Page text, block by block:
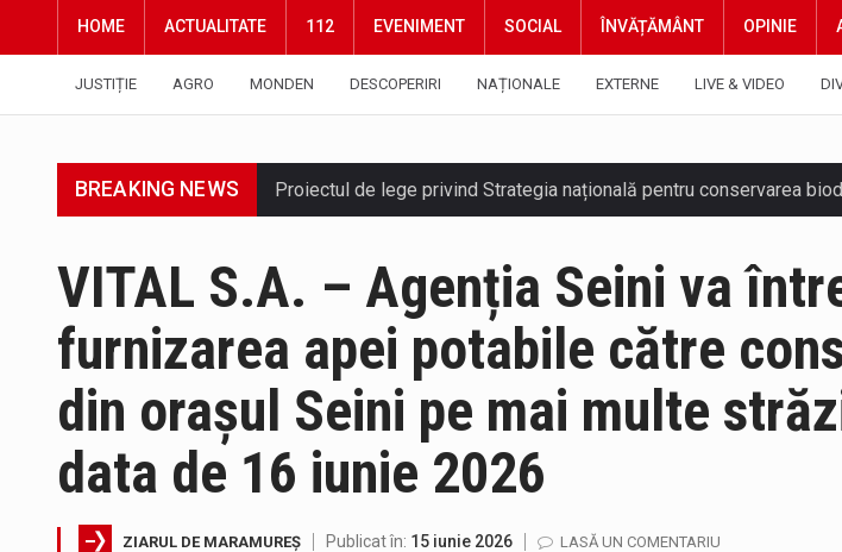
HOME ACTUALITATE 112 EVENIMENT SOCIAL ÎNVĂȚĂMÂNT OPINIE
JUSTIȚIE AGRO MONDEN DESCOPERIRI NAȚIONALE EXTERNE LIVE & VIDEO
BREAKING NEWS Proiectul de lege privind Strategia națională pentru conservarea
Tot mai multi băimăreni semnalează prezența cersetorilor de etnie
În acest sfârșit de săptămână, jandarmii maramureșeni vor fi
VITAL S.A. – Agenția Seini va
furnizarea apei potabile către
din orașul Seini pe mai multe
data de 16 iunie 2026
ZIARUL DE MARAMUREȘ Publicat în: 15 iunie 2026 LASĂ UN COMENTARIU